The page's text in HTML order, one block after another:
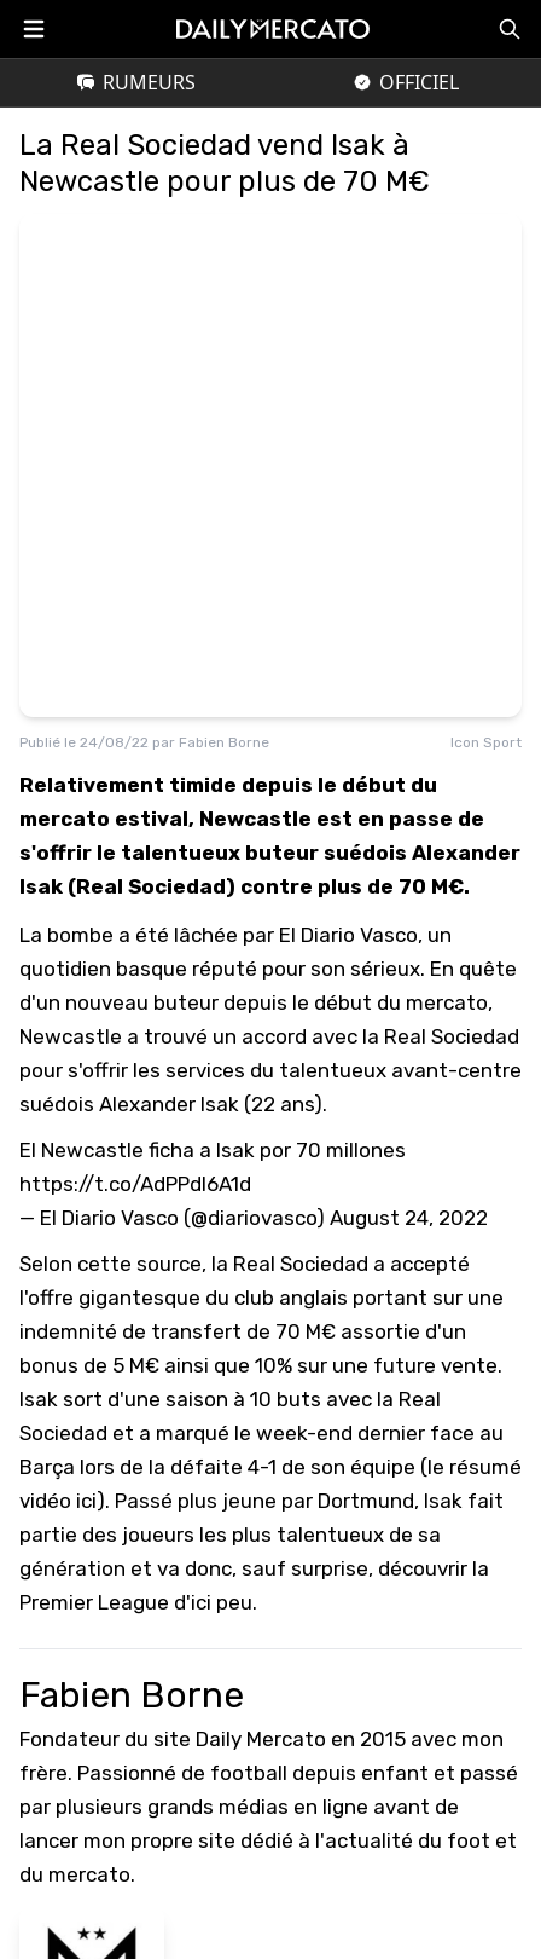
RUMEURS OFFICIEL
La Real Sociedad vend Isak à
Newcastle pour plus de 70 M€
Publié le 24/08/22 par Fabien Borne Icon Sport
Relativement timide depuis le début du
mercato estival, Newcastle est en passe de
s'offrir le talentueux buteur suédois Alexander
Isak (Real Sociedad) contre plus de 70 M€.
La bombe a été lâchée par El Diario Vasco, un
quotidien basque réputé pour son sérieux. En quête
d'un nouveau buteur depuis le début du mercato,
Newcastle a trouvé un accord avec la Real Sociedad
pour s'offrir les services du talentueux avant-centre
suédois Alexander Isak (22 ans).
El Newcastle ficha a Isak por 70 millones
https://t.co/AdPPdl6A1d
— El Diario Vasco (@diariovasco) August 24, 2022
Selon cette source, la Real Sociedad a accepté
l'offre gigantesque du club anglais portant sur une
indemnité de transfert de 70 M€ assortie d'un
bonus de 5 M€ ainsi que 10% sur une future vente.
Isak sort d'une saison à 10 buts avec la Real
Sociedad et a marqué le week-end dernier face au
Barça lors de la défaite 4-1 de son équipe (le résumé
vidéo ici). Passé plus jeune par Dortmund, Isak fait
partie des joueurs les plus talentueux de sa
génération et va donc, sauf surprise, découvrir la
Premier League d'ici peu.
Fabien Borne
Fondateur du site Daily Mercato en 2015 avec mon
frère. Passionné de football depuis enfant et passé
par plusieurs grands médias en ligne avant de
lancer mon propre site dédié à l'actualité du foot et
du mercato.